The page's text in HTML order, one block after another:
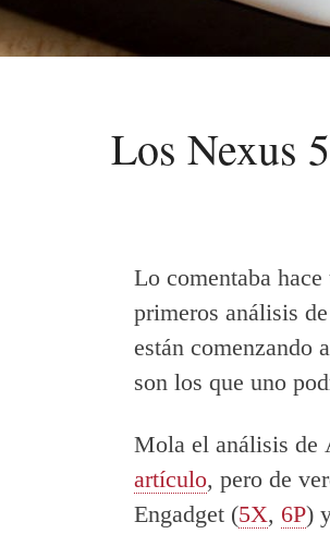
Los Nexus
Lo comentaba hace
primeros análisis
están comenzando
son los que uno
Mola el análisis de
artículo, pero de
Engadget (5X, 6P)